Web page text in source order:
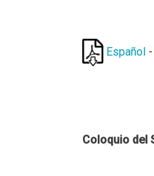
Español -
Coloquio del